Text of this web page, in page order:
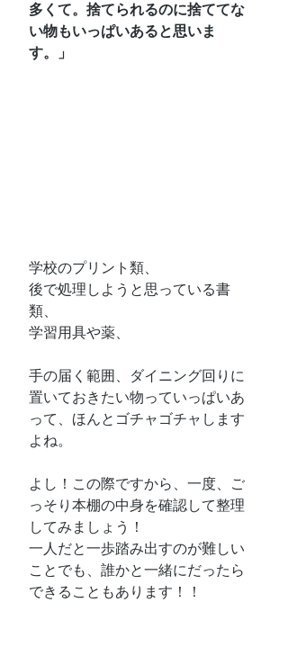
多くて。捨てられるのに捨ててな
い物もいっぱいあると思いま
す。」
学校のプリント類、
後で処理しようと思っている書
類、
学習用具や薬、
手の届く範囲、ダイニング回りに
置いておきたい物っていっぱいあ
って、ほんとゴチャゴチャします
よね。
よし！この際ですから、一度、ご
っそり本棚の中身を確認して整理
してみましょう！
一人だと一歩踏み出すのが難しい
ことでも、誰かと一緒にだったら
できることもあります！！